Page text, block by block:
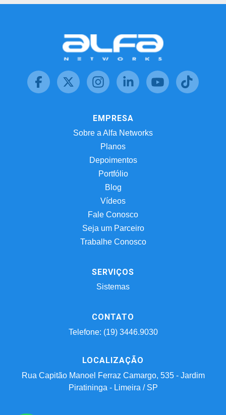
EMPRESA
Sobre a Alfa Networks
Planos
Depoimentos
Portfólio
Blog
Vídeos
Fale Conosco
Seja um Parceiro
Trabalhe Conosco
SERVIÇOS
Sistemas
CONTATO
Telefone: (19) 3446.9030
LOCALIZAÇÃO
Rua Capitão Manoel Ferraz Camargo, 535 - Jardim
Piratininga - Limeira / SP